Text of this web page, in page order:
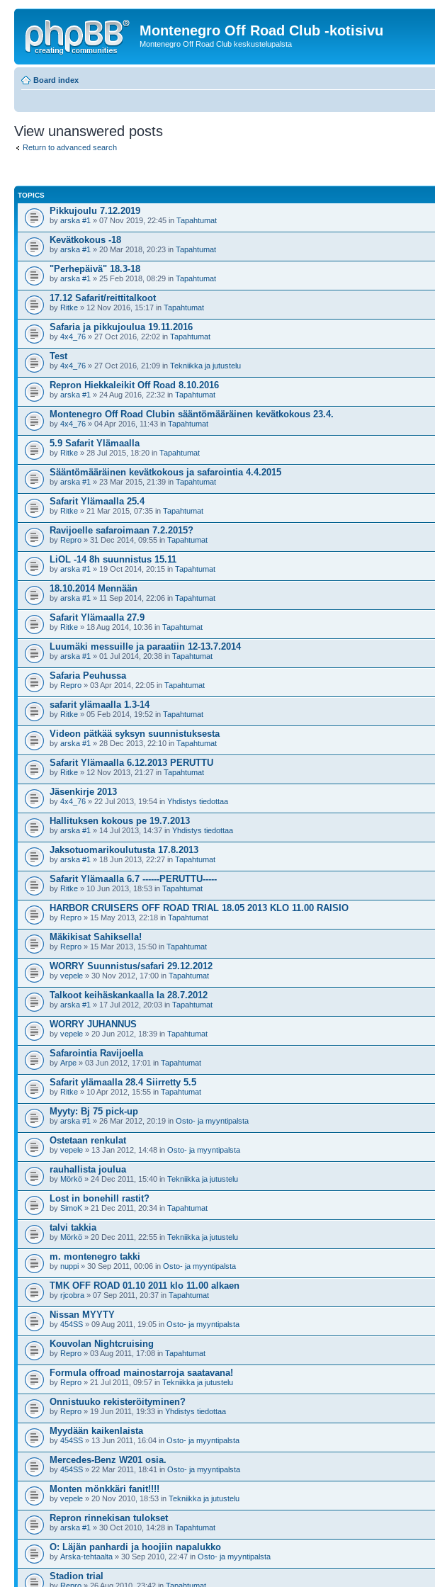
Montenegro Off Road Club -kotisivu
Montenegro Off Road Club keskustelupalsta
Board index
View unanswered posts
Return to advanced search
TOPICS
Pikkujoulu 7.12.2019
by arska #1 » 07 Nov 2019, 22:45 in Tapahtumat
Kevätkokous -18
by arska #1 » 20 Mar 2018, 20:23 in Tapahtumat
"Perhepäivä" 18.3-18
by arska #1 » 25 Feb 2018, 08:29 in Tapahtumat
17.12 Safarit/reittitalkoot
by Ritke » 12 Nov 2016, 15:17 in Tapahtumat
Safaria ja pikkujoulua 19.11.2016
by 4x4_76 » 27 Oct 2016, 22:02 in Tapahtumat
Test
by 4x4_76 » 27 Oct 2016, 21:09 in Tekniikka ja jutustelu
Repron Hiekkaleikit Off Road 8.10.2016
by arska #1 » 24 Aug 2016, 22:32 in Tapahtumat
Montenegro Off Road Clubin sääntömääräinen kevätkokous 23.4.
by 4x4_76 » 04 Apr 2016, 11:43 in Tapahtumat
5.9 Safarit Ylämaalla
by Ritke » 28 Jul 2015, 18:20 in Tapahtumat
Sääntömääräinen kevätkokous ja safarointia 4.4.2015
by arska #1 » 23 Mar 2015, 21:39 in Tapahtumat
Safarit Ylämaalla 25.4
by Ritke » 21 Mar 2015, 07:35 in Tapahtumat
Ravijoelle safaroimaan 7.2.2015?
by Repro » 31 Dec 2014, 09:55 in Tapahtumat
LiOL -14 8h suunnistus 15.11
by arska #1 » 19 Oct 2014, 20:15 in Tapahtumat
18.10.2014 Mennään
by arska #1 » 11 Sep 2014, 22:06 in Tapahtumat
Safarit Ylämaalla 27.9
by Ritke » 18 Aug 2014, 10:36 in Tapahtumat
Luumäki messuille ja paraatiin 12-13.7.2014
by arska #1 » 01 Jul 2014, 20:38 in Tapahtumat
Safaria Peuhussa
by Repro » 03 Apr 2014, 22:05 in Tapahtumat
safarit ylämaalla 1.3-14
by Ritke » 05 Feb 2014, 19:52 in Tapahtumat
Videon pätkää syksyn suunnistuksesta
by arska #1 » 28 Dec 2013, 22:10 in Tapahtumat
Safarit Ylämaalla 6.12.2013 PERUTTU
by Ritke » 12 Nov 2013, 21:27 in Tapahtumat
Jäsenkirje 2013
by 4x4_76 » 22 Jul 2013, 19:54 in Yhdistys tiedottaa
Hallituksen kokous pe 19.7.2013
by arska #1 » 14 Jul 2013, 14:37 in Yhdistys tiedottaa
Jaksotuomarikoulutusta 17.8.2013
by arska #1 » 18 Jun 2013, 22:27 in Tapahtumat
Safarit Ylämaalla 6.7 ------PERUTTU-----
by Ritke » 10 Jun 2013, 18:53 in Tapahtumat
HARBOR CRUISERS OFF ROAD TRIAL 18.05 2013 KLO 11.00 RAISIO
by Repro » 15 May 2013, 22:18 in Tapahtumat
Mäkikisat Sahiksella!
by Repro » 15 Mar 2013, 15:50 in Tapahtumat
WORRY Suunnistus/safari 29.12.2012
by vepele » 30 Nov 2012, 17:00 in Tapahtumat
Talkoot keihäskankaalla la 28.7.2012
by arska #1 » 17 Jul 2012, 20:03 in Tapahtumat
WORRY JUHANNUS
by vepele » 20 Jun 2012, 18:39 in Tapahtumat
Safarointia Ravijoella
by Arpe » 03 Jun 2012, 17:01 in Tapahtumat
Safarit ylämaalla 28.4 Siirretty 5.5
by Ritke » 10 Apr 2012, 15:55 in Tapahtumat
Myyty: Bj 75 pick-up
by arska #1 » 26 Mar 2012, 20:19 in Osto- ja myyntipalsta
Ostetaan renkulat
by vepele » 13 Jan 2012, 14:48 in Osto- ja myyntipalsta
rauhallista joulua
by Mörkö » 24 Dec 2011, 15:40 in Tekniikka ja jutustelu
Lost in bonehill rastit?
by SimoK » 21 Dec 2011, 20:34 in Tapahtumat
talvi takkia
by Mörkö » 20 Dec 2011, 22:55 in Tekniikka ja jutustelu
m. montenegro takki
by nuppi » 30 Sep 2011, 00:06 in Osto- ja myyntipalsta
TMK OFF ROAD 01.10 2011 klo 11.00 alkaen
by rjcobra » 07 Sep 2011, 20:37 in Tapahtumat
Nissan MYYTY
by 454SS » 09 Aug 2011, 19:05 in Osto- ja myyntipalsta
Kouvolan Nightcruising
by Repro » 03 Aug 2011, 17:08 in Tapahtumat
Formula offroad mainostarroja saatavana!
by Repro » 21 Jul 2011, 09:57 in Tekniikka ja jutustelu
Onnistuuko rekisteröityminen?
by Repro » 19 Jun 2011, 19:33 in Yhdistys tiedottaa
Myydään kaikenlaista
by 454SS » 13 Jun 2011, 16:04 in Osto- ja myyntipalsta
Mercedes-Benz W201 osia.
by 454SS » 22 Mar 2011, 18:41 in Osto- ja myyntipalsta
Monten mönkkäri fanit!!!!
by vepele » 20 Nov 2010, 18:53 in Tekniikka ja jutustelu
Repron rinnekisan tulokset
by arska #1 » 30 Oct 2010, 14:28 in Tapahtumat
O: Läjän panhardi ja hoojiin napalukko
by Arska-tehtaalta » 30 Sep 2010, 22:47 in Osto- ja myyntipalsta
Stadion trial